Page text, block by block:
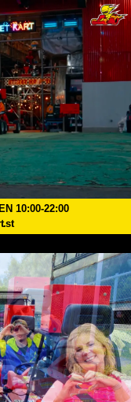
10:00-22:00
ราคา
คำถามที่พบบ่อย
ารจอง